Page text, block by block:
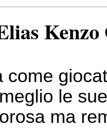
come
le
ma